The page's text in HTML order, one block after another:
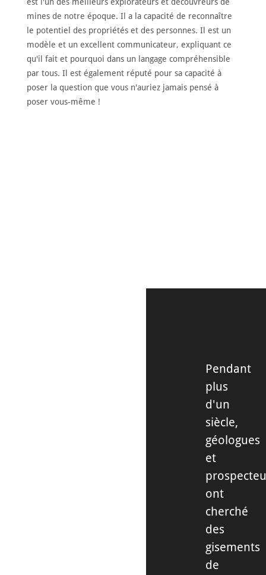
mines de notre époque. Il a la capacité de reconnaître
le potentiel des propriétés et des personnes. Il est un
modèle et un excellent communicateur, expliquant ce
qu'il fait et pourquoi dans un langage compréhensible
par tous. Il est également réputé pour sa capacité à
poser la question que vous n'auriez jamais pensé à
poser vous-même !
Pendant
plus
d'un
siècle,
géologues
et
ont
cherché
des
gisements
de